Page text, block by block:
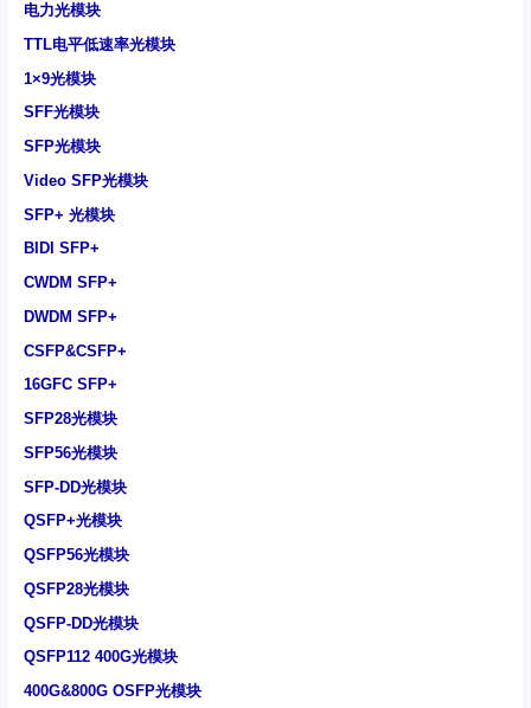
电力光模块
TTL电平低速率光模块
1×9光模块
SFF光模块
SFP光模块
Video SFP光模块
SFP+ 光模块
BIDI SFP+
CWDM SFP+
DWDM SFP+
CSFP&CSFP+
16GFC SFP+
SFP28光模块
SFP56光模块
SFP-DD光模块
QSFP+光模块
QSFP56光模块
QSFP28光模块
QSFP-DD光模块
QSFP112 400G光模块
400G&800G OSFP光模块